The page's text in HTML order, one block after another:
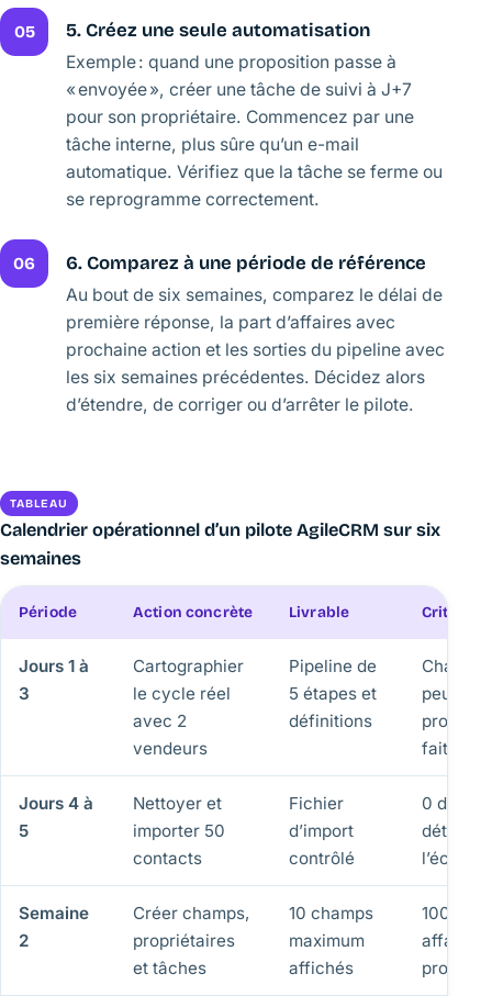
05 5. Créez une seule automatisation
Exemple : quand une proposition passe à
« envoyée », créer une tâche de suivi à J+7
pour son propriétaire. Commencez par une
tâche interne, plus sûre qu’un e-mail
automatique. Vérifiez que la tâche se ferme ou
se reprogramme correctement.
06 6. Comparez à une période de référence
Au bout de six semaines, comparez le délai de
première réponse, la part d’affaires avec
prochaine action et les sorties du pipeline avec
les six semaines précédentes. Décidez alors
d’étendre, de corriger ou d’arrêter le pilote.
TABLEAU
Calendrier opérationnel d’un pilote AgileCRM sur six
semaines
Période Action concrète Livrable Critère
Jours 1 à
3
Cartographier
le cycle réel
avec 2
vendeurs
Pipeline de
5 étapes et
définitions
Chaque
peut être
prouvée
fait
Jours 4 à
5
Nettoyer et
importer 50
contacts
Fichier
d’import
contrôlé
0
détecté
Semaine
2
Créer champs,
propriétaires
et tâches
10 champs
maximum
affichés
100 %
affaires